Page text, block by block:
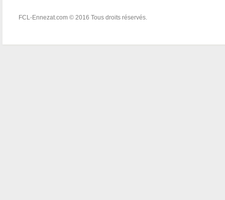
FCL-Ennezat.com © 2016 Tous droits réservés.